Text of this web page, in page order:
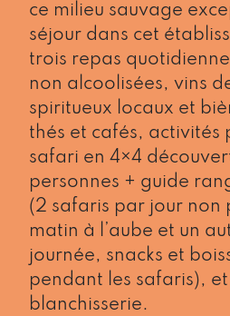
ce milieu sauvage
séjour dans cet
trois repas
non alcoolisées, vins
spiritueux locaux et
thés et cafés, activités
safari en 4×4
personnes + guide
(2 safaris par jour non
matin à l’aube et un
journée, snacks et
pendant les safaris),
blanchisserie.